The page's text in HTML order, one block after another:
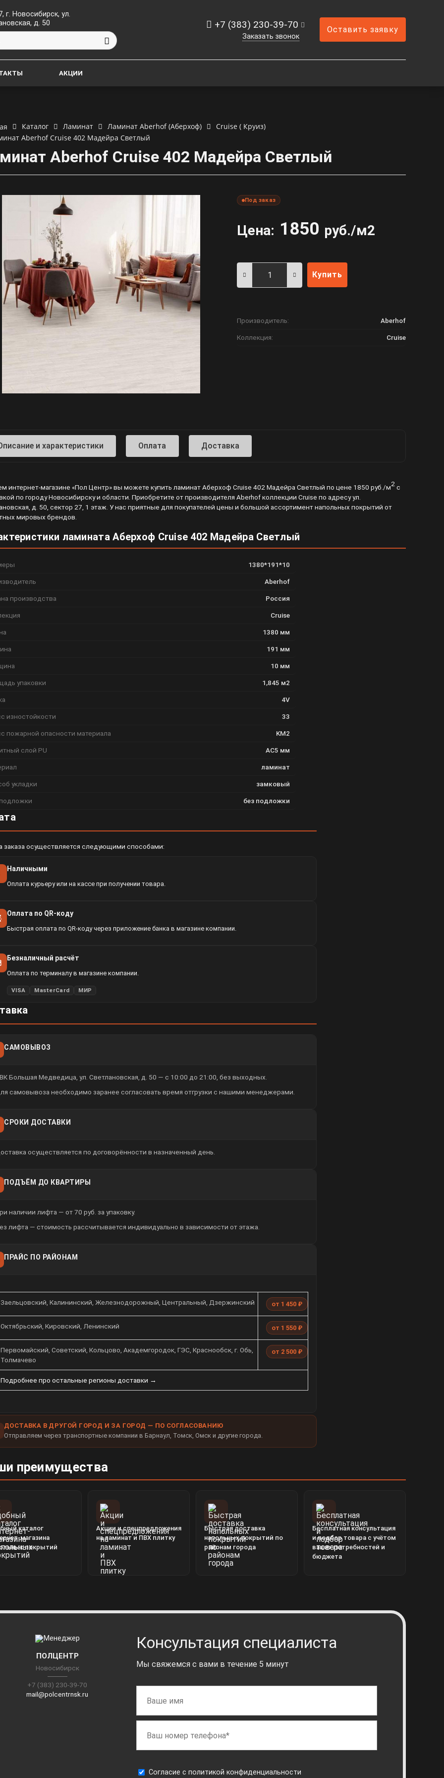
г. Новосибирск, ул.
д. 50
+7 (383) 230-39-70
Заказать звонок
Оставить заявку
АКЦИИ
Каталог Ламинат Ламинат Aberhof (Аберхоф)
Cruise ( Круиз)
Aberhof Cruise 402 Мадейра Светлый
Aberhof Cruise 402 Мадейра Светлый
Под заказ
Цена: 1850 руб./м2
Купить
Производитель: Aberhof
Коллекция: Cruise
и характеристики Оплата Доставка
интернет-магазине «Пол Центр» вы можете купить ламинат Аберхоф Cruise 402 Мадейра Светлый по цене 1850 руб./м2с
по городу Новосибирску и области. Приобретите от производителя Aberhof коллекции Cruise по адресу ул.
д. 50, сектор 27, 1 этаж. У нас приятные для покупателей цены и большой ассортимент напольных покрытий от
мировых брендов.
ламината Аберхоф Cruise 402 Мадейра Светлый
1380*191*10
Aberhof
производства Россия
Cruise
1380 мм
191 мм
10 мм
упаковки 1,845 м2
4V
изностойкости 33
пожарной опасности материала KM2
слой PU AC5 мм
ламинат
укладки замковый
без подложки
заказа осуществляется следующими способами:
Наличными
Оплата курьеру или на кассе при получении товара.
Оплата по QR-коду
Быстрая оплата по QR-коду через приложение банка в магазине компании.
Безналичный расчёт
Оплата по терминалу в магазине компании.
VISA MasterCard МИР
САМОВЫВОЗ
Большая Медведица, ул. Светлановская, д. 50 — с 10:00 до 21:00, без выходных.
самовывоза необходимо заранее согласовать время отгрузки с нашими менеджерами.
СРОКИ ДОСТАВКИ
осуществляется по договорённости в назначенный день.
ПОДЪЁМ ДО КВАРТИРЫ
наличии лифта — от 70 руб. за упаковку.
лифта — стоимость рассчитывается индивидуально в зависимости от этажа.
ПРАЙС ПО РАЙОНАМ
Заельцовский, Калининский, Железнодорожный, Центральный, Дзержинский от 1 450 ₽
Октябрьский, Кировский, Ленинский от 1 550 ₽
Первомайский, Советский, Кольцово, Академгородок, ГЭС, Краснообск, г. Обь,
Толмачево
от 2 500 ₽
Подробнее про остальные регионы доставки →
ДОСТАВКА В ДРУГОЙ ГОРОД И ЗА ГОРОД — ПО СОГЛАСОВАНИЮ
Отправляем через транспортные компании в Барнаул, Томск, Омск и другие города.
преимущества
каталог
магазина
покрытий
Акции и спецпредложения
на ламинат и ПВХ плитку
Быстрая доставка
напольных покрытий по
районам города
Бесплатная консультация
и подбор товара с учётом
ваших потребностей и
бюджета
ПОЛЦЕНТР
Новосибирск
+7 (383) 230-39-70
mail@polcentrnsk.ru
Консультация специалиста
Мы свяжемся с вами в течение 5 минут
Cогласие с политикой конфиденциальности